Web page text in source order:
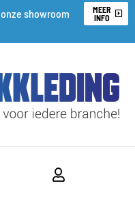
showroom
MEER
INFO